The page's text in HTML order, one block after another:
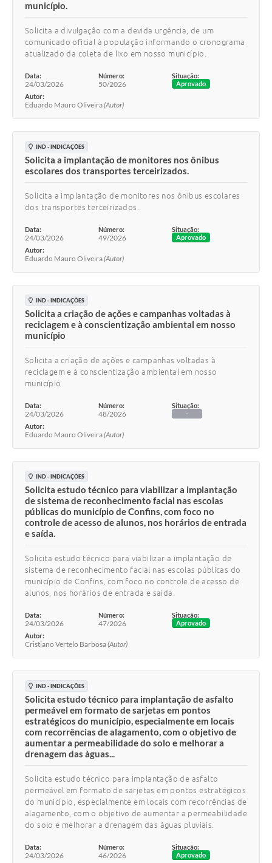
município.
Solicita a divulgação com a devida urgência, de um
comunicado oficial à população informando o cronograma
atualizado da coleta de lixo em nosso município.
Data:
24/03/2026
Número:
50/2026
Situação:
Aprovado
Autor:
Eduardo Mauro Oliveira(Autor)
IND - INDICAÇÕES
Solicita a implantação de monitores nos ônibus
escolares dos transportes terceirizados.
Solicita a implantação de monitores nos ônibus escolares
dos transportes terceirizados.
Data:
24/03/2026
Número:
49/2026
Situação:
Aprovado
Autor:
Eduardo Mauro Oliveira(Autor)
IND - INDICAÇÕES
Solicita a criação de ações e campanhas voltadas à
reciclagem e à conscientização ambiental em nosso
município
Solicita a criação de ações e campanhas voltadas à
reciclagem e à conscientização ambiental em nosso
município
Data:
24/03/2026
Número:
48/2026
Situação:
-
Autor:
Eduardo Mauro Oliveira(Autor)
IND - INDICAÇÕES
Solicita estudo técnico para viabilizar a implantação
de sistema de reconhecimento facial nas escolas
públicas do município de Confins, com foco no
controle de acesso de alunos, nos horários de entrada
e saída.
Solicita estudo técnico para viabilizar a implantação de
sistema de reconhecimento facial nas escolas públicas do
município de Confins, com foco no controle de acesso de
alunos, nos horários de entrada e saída.
Data:
24/03/2026
Número:
47/2026
Situação:
Aprovado
Autor:
Cristiano Vertelo Barbosa(Autor)
IND - INDICAÇÕES
Solicita estudo técnico para implantação de asfalto
permeável em formato de sarjetas em pontos
estratégicos do município, especialmente em locais
com recorrências de alagamento, com o objetivo de
aumentar a permeabilidade do solo e melhorar a
drenagem das àguas...
Solicita estudo técnico para implantação de asfalto
permeável em formato de sarjetas em pontos estratégicos
do município, especialmente em locais com recorrências de
alagamento, com o objetivo de aumentar a permeabilidade
do solo e melhorar a drenagem das àguas pluviais.
Data:
24/03/2026
Número:
46/2026
Situação:
Aprovado